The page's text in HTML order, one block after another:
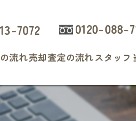
7072 0120-088-
流れ売却査定の流れスタッフ